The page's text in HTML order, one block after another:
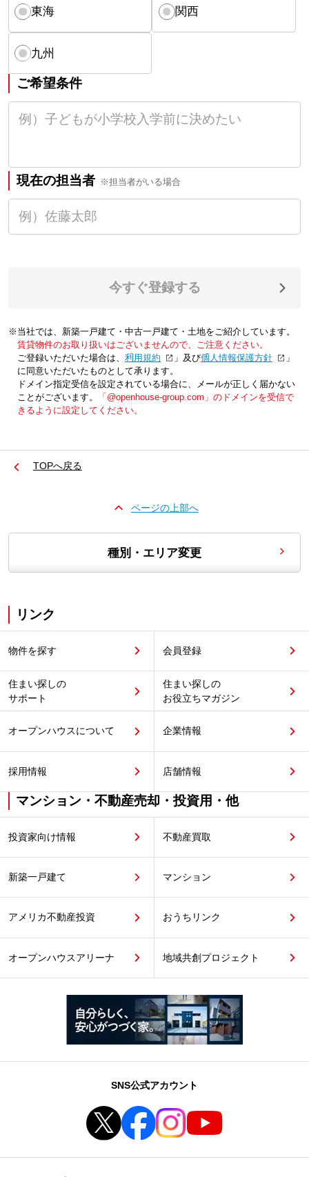
東海 関西
九州
ご希望条件
現在の担当者 ※担当者がいる場合
今すぐ登録する
※当社では、新築一戸建て・中古一戸建て・土地をご紹介しています。
賃貸物件のお取り扱いはございませんので、ご注意ください。
ご登録いただいた場合は、「利用規約 」及び「個人情報保護方針
」
に同意いただいたものとして承ります。
ドメイン指定受信を設定されている場合に、メールが正しく届かない
ことがございます。
「@openhouse-group.com」のドメインを受信で
きるように設定してください。
TOPへ戻る
ページの上部へ
種別・エリア変更
リンク
物件を探す 会員登録
住まい探しの
サポート
住まい探しの
お役立ちマガジン
オープンハウスについて 企業情報
採用情報 店舗情報
マンション・不動産売却・投資用・他
投資家向け情報 不動産買取
新築一戸建て マンション
アメリカ不動産投資 おうちリンク
オープンハウスアリーナ 地域共創プロジェクト
SNS公式アカウント